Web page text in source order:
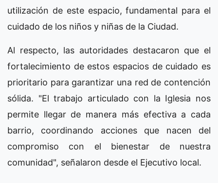
utilización de este espacio, fundamental para el
cuidado de los niños y niñas de la Ciudad.
Al respecto, las autoridades destacaron que el
fortalecimiento de estos espacios de cuidado es
prioritario para garantizar una red de contención
sólida. "El trabajo articulado con la Iglesia nos
permite llegar de manera más efectiva a cada
barrio, coordinando acciones que nacen del
compromiso con el bienestar de nuestra
comunidad", señalaron desde el Ejecutivo local.